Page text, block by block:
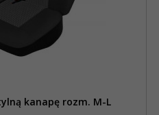
kanapę rozm. M-L